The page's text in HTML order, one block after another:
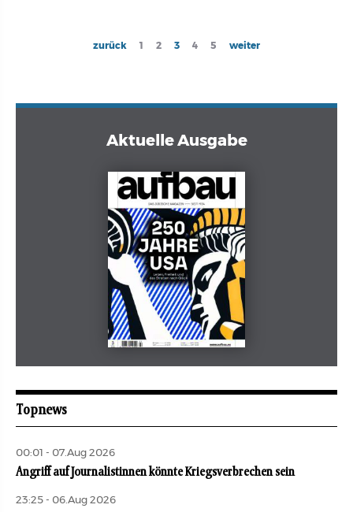
Seitennummerierung
Previous
zurück Page
1 Page
2
Current
3 Page
4 Page
5
Next
weiter
Aktuelle Ausgabe
aufbau
Topnews
00:01 - 07.Aug 2026
Angriff auf Journalistinnen könnte Kriegsverbrechen sein
23:25 - 06.Aug 2026